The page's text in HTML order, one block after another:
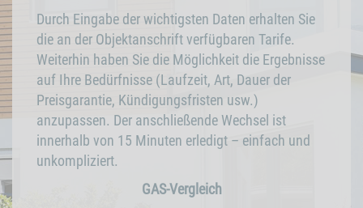
Durch Eingabe der wichtigsten Daten erhalten Sie
die an der Objektanschrift verfügbaren Tarife.
Weiterhin haben Sie die Möglichkeit die Ergebnisse
auf Ihre Bedürfnisse (Laufzeit, Art, Dauer der
Preisgarantie, Kündigungsfristen usw.)
anzupassen. Der anschließende Wechsel ist
innerhalb von 15 Minuten erledigt – einfach und
unkompliziert.
GAS-Vergleich